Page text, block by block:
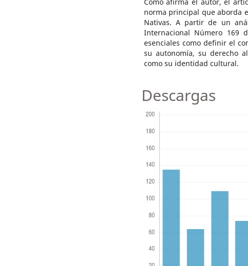
norma principal que aborda
Nativas. A partir de un
Internacional Número 169
esenciales como definir el
su autonomía, su derecho
como su identidad cultural.
Descargas